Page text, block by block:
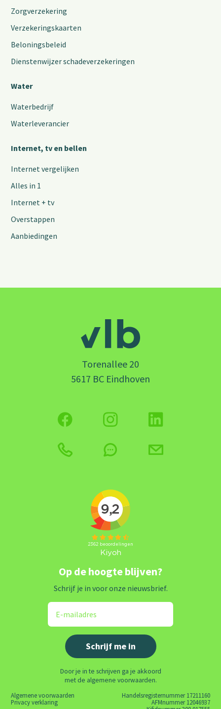
Zorgverzekering
Verzekeringskaarten
Beloningsbeleid
Dienstenwijzer schadeverzekeringen
Water
Waterbedrijf
Waterleverancier
Internet, tv en bellen
Internet vergelijken
Alles in 1
Internet + tv
Overstappen
Aanbiedingen
Torenallee 20
5617 BC Eindhoven
Op de hoogte blijven?
Schrijf je in voor onze nieuwsbrief.
Door je in te schrijven ga je akkoord
met de algemene voorwaarden.
Algemene voorwaarden
Privacy verklaring
Handelsregisternummer 17211160
AFMnummer 12046937